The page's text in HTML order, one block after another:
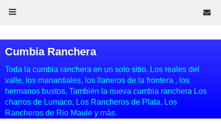
Cumbia Ranchera
Toda la cumbia ranchera en un solo sitio. Los reales del
valle, los manantiales, los llaneros de la frontera , los
hermanos bustos. También la nueva cumbia ranchera Los
charros de Lumaco, Los Rancheros de Plata, Los
Rancheros de Rio Maule y más.